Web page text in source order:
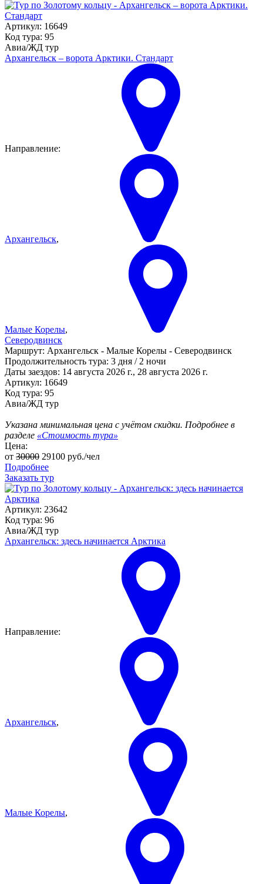
Артикул: 16649
Код тура: 95
Авиа/ЖД тур
Архангельск – ворота Арктики. Стандарт
Направление:
Архангельск,
Малые Корелы,
Северодвинск
Маршрут: Архангельск - Малые Корелы - Северодвинск
Продолжительность тура: 3 дня / 2 ночи
Даты заездов: 14 августа 2026 г., 28 августа 2026 г.
Артикул: 16649
Код тура: 95
Авиа/ЖД тур
Указана минимальная цена с учётом скидки. Подробнее в
разделе «Стоимость тура»
Цена:
от 30000 29100 руб./чел
Подробнее
Заказать тур
Артикул: 23642
Код тура: 96
Авиа/ЖД тур
Архангельск: здесь начинается Арктика
Направление:
Архангельск,
Малые Корелы,